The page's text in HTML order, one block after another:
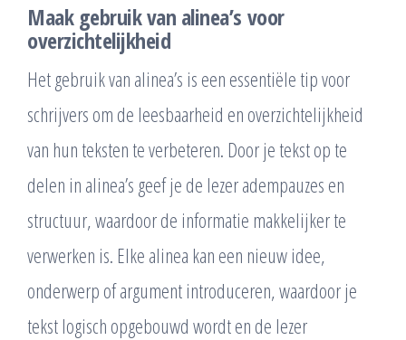
Maak gebruik van alinea’s voor
overzichtelijkheid
Het gebruik van alinea’s is een essentiële tip voor
schrijvers om de leesbaarheid en overzichtelijkheid
van hun teksten te verbeteren. Door je tekst op te
delen in alinea’s geef je de lezer adempauzes en
structuur, waardoor de informatie makkelijker te
verwerken is. Elke alinea kan een nieuw idee,
onderwerp of argument introduceren, waardoor je
tekst logisch opgebouwd wordt en de lezer